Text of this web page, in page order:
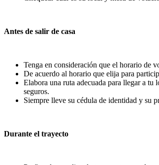
Antes de salir de casa
Tenga en consideración que el horario de
De acuerdo al horario que elija para
Elabora una ruta adecuada para llegar a
seguros.
Siempre lleve su cédula de identidad y su
Durante el trayecto